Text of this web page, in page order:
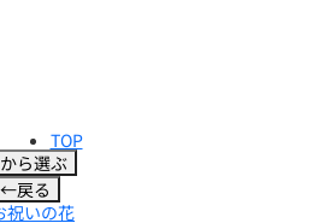
TOP
ら選ぶ
←戻る
祝いの花